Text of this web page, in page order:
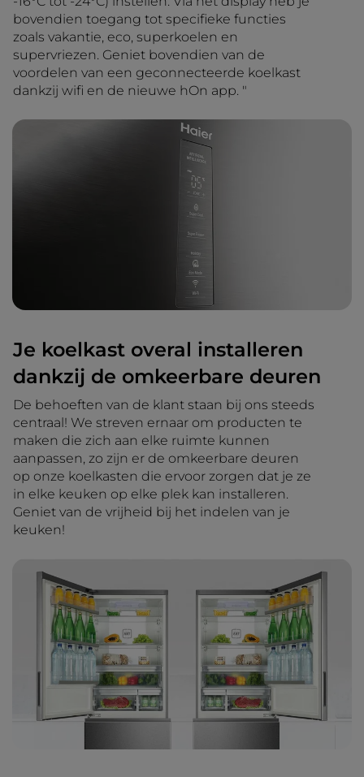
bovendien toegang tot specifieke functies
zoals vakantie, eco, superkoelen en
supervriezen. Geniet bovendien van de
voordelen van een geconnecteerde koelkast
dankzij wifi en de nieuwe hOn app. "
Je koelkast overal installeren
dankzij de omkeerbare deuren
De behoeften van de klant staan bij ons steeds
centraal! We streven ernaar om producten te
maken die zich aan elke ruimte kunnen
aanpassen, zo zijn er de omkeerbare deuren
op onze koelkasten die ervoor zorgen dat je ze
in elke keuken op elke plek kan installeren.
Geniet van de vrijheid bij het indelen van je
keuken!